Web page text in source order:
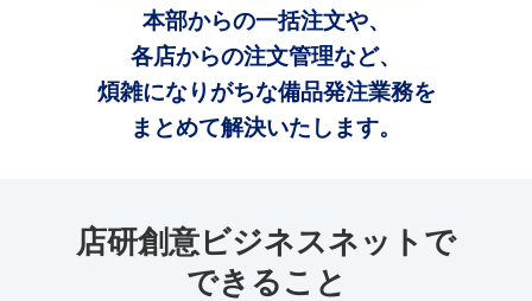
本部からの一括注文や、
各店からの注文管理など、
煩雑になりがちな備品発注業務を
まとめて解決いたします。
店研創意ビジネスネットで
できること